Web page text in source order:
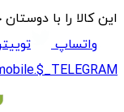
این کالا را با
واتساپ